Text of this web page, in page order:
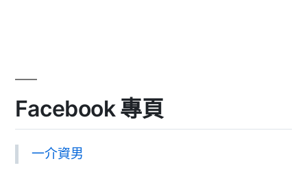
Facebook 專頁
一介資男